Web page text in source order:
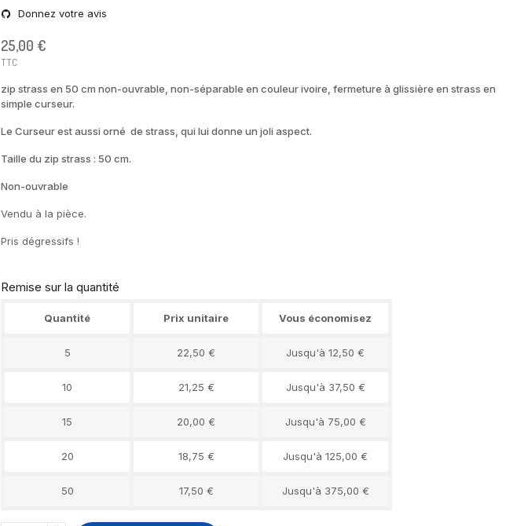
Donnez votre avis
25,00 €
TTC
zip strass en 50 cm non-ouvrable, non-séparable en couleur ivoire, fermeture à glissière en strass en
simple curseur.
Le Curseur est aussi orné de strass, qui lui donne un joli aspect.
Taille du zip strass : 50 cm.
Non-ouvrable
Vendu à la pièce.
Pris dégressifs !
Remise sur la quantité
Quantité Prix unitaire Vous économisez
5 22,50 € Jusqu'à 12,50 €
10 21,25 € Jusqu'à 37,50 €
15 20,00 € Jusqu'à 75,00 €
20 18,75 € Jusqu'à 125,00 €
50 17,50 € Jusqu'à 375,00 €